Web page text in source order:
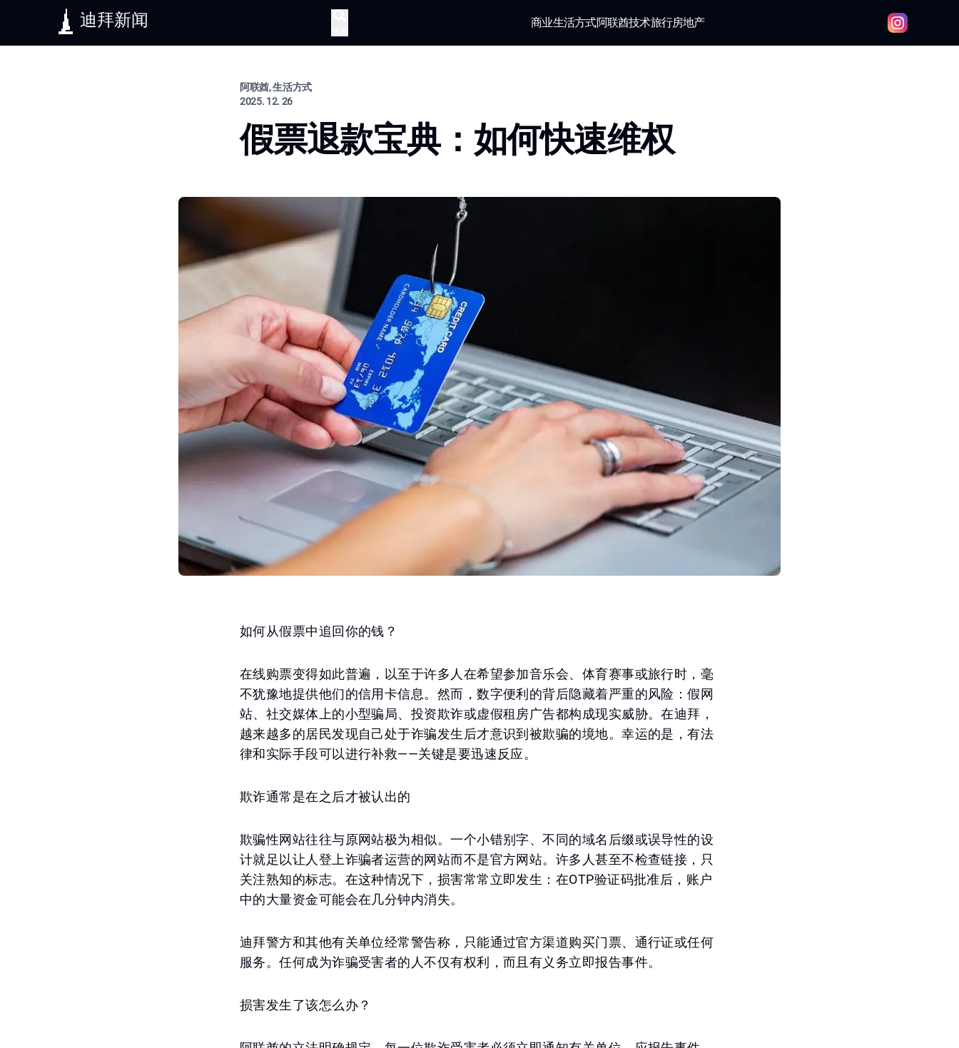
迪拜新闻 商业生活方式阿联酋技术旅行房地产
阿联酋, 生活方式
2025. 12. 26
假票退款宝典：如何快速维权
如何从假票中追回你的钱？
在线购票变得如此普遍，以至于许多人在希望参加音乐会、体育赛事或旅行时，毫
不犹豫地提供他们的信用卡信息。然而，数字便利的背后隐藏着严重的风险：假网
站、社交媒体上的小型骗局、投资欺诈或虚假租房广告都构成现实威胁。在迪拜，
越来越多的居民发现自己处于诈骗发生后才意识到被欺骗的境地。幸运的是，有法
律和实际手段可以进行补救——关键是要迅速反应。
欺诈通常是在之后才被认出的
欺骗性网站往往与原网站极为相似。一个小错别字、不同的域名后缀或误导性的设
计就足以让人登上诈骗者运营的网站而不是官方网站。许多人甚至不检查链接，只
关注熟知的标志。在这种情况下，损害常常立即发生：在OTP验证码批准后，账户
中的大量资金可能会在几分钟内消失。
迪拜警方和其他有关单位经常警告称，只能通过官方渠道购买门票、通行证或任何
服务。任何成为诈骗受害者的人不仅有权利，而且有义务立即报告事件。
损害发生了该怎么办？